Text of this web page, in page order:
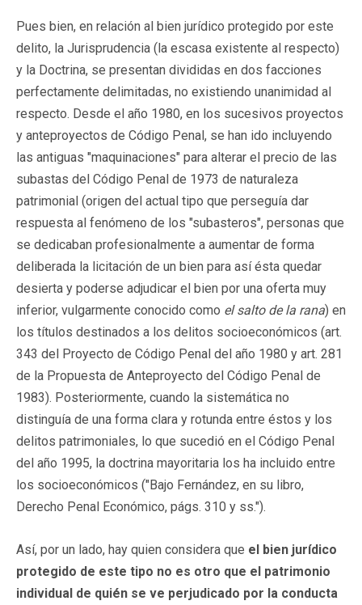
Pues bien, en relación al bien jurídico protegido por este
delito, la Jurisprudencia (la escasa existente al respecto)
y la Doctrina, se presentan divididas en dos facciones
perfectamente delimitadas, no existiendo unanimidad al
respecto. Desde el año 1980, en los sucesivos proyectos
y anteproyectos de Código Penal, se han ido incluyendo
las antiguas "maquinaciones" para alterar el precio de las
subastas del Código Penal de 1973 de naturaleza
patrimonial (origen del actual tipo que perseguía dar
respuesta al fenómeno de los "subasteros", personas que
se dedicaban profesionalmente a aumentar de forma
deliberada la licitación de un bien para así ésta quedar
desierta y poderse adjudicar el bien por una oferta muy
inferior, vulgarmente conocido como el salto de la rana) en
los títulos destinados a los delitos socioeconómicos (art.
343 del Proyecto de Código Penal del año 1980 y art. 281
de la Propuesta de Anteproyecto del Código Penal de
1983). Posteriormente, cuando la sistemática no
distinguía de una forma clara y rotunda entre éstos y los
delitos patrimoniales, lo que sucedió en el Código Penal
del año 1995, la doctrina mayoritaria los ha incluido entre
los socioeconómicos ("Bajo Fernández, en su libro,
Derecho Penal Económico, págs. 310 y ss.").
Así, por un lado, hay quien considera que el bien jurídico
protegido de este tipo no es otro que el patrimonio
individual de quién se ve perjudicado por la conducta